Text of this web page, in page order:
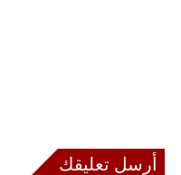
أرسل تعليقك